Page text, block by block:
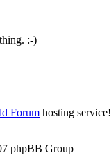
:-)
Forum hosting service!
phpBB Group